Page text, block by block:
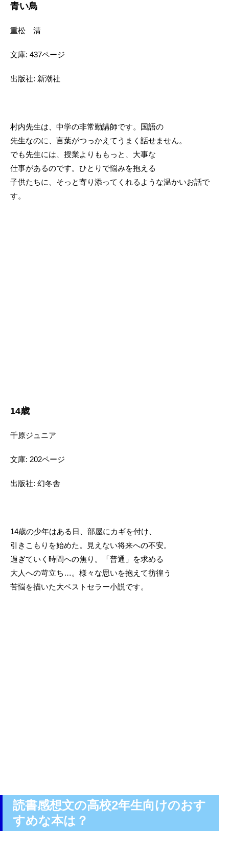
青い鳥
重松 清
文庫: 437ページ
出版社: 新潮社
村内先生は、中学の非常勤講師です。国語の
先生なのに、言葉がつっかえてうまく話せません。
でも先生には、授業よりももっと、大事な
仕事があるのです。ひとりで悩みを抱える
子供たちに、そっと寄り添ってくれるような温かいお話で
す。
14歳
千原ジュニア
文庫: 202ページ
出版社: 幻冬舎
14歳の少年はある日、部屋にカギを付け、
引きこもりを始めた。見えない将来への不安。
過ぎていく時間への焦り。「普通」を求める
大人への苛立ち…。様々な思いを抱えて彷徨う
苦悩を描いた大ベストセラー小説です。
読書感想文の高校2年生向けのおす
すめな本は？